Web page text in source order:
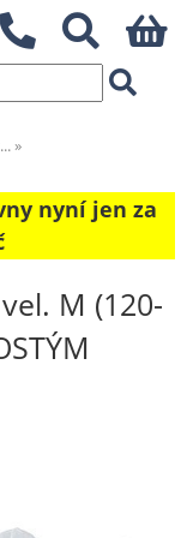
nyní jen za
M (120-